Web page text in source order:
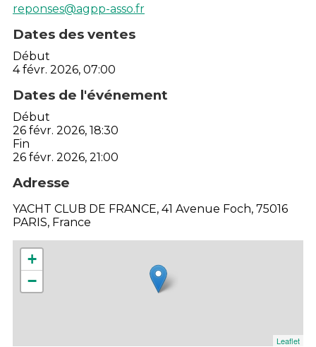
reponses@agpp-asso.fr
Dates des ventes
Début
4 févr. 2026, 07:00
Dates de l'événement
Début
26 févr. 2026, 18:30
Fin
26 févr. 2026, 21:00
Adresse
YACHT CLUB DE FRANCE, 41 Avenue Foch, 75016
PARIS, France
+
−
Leaflet